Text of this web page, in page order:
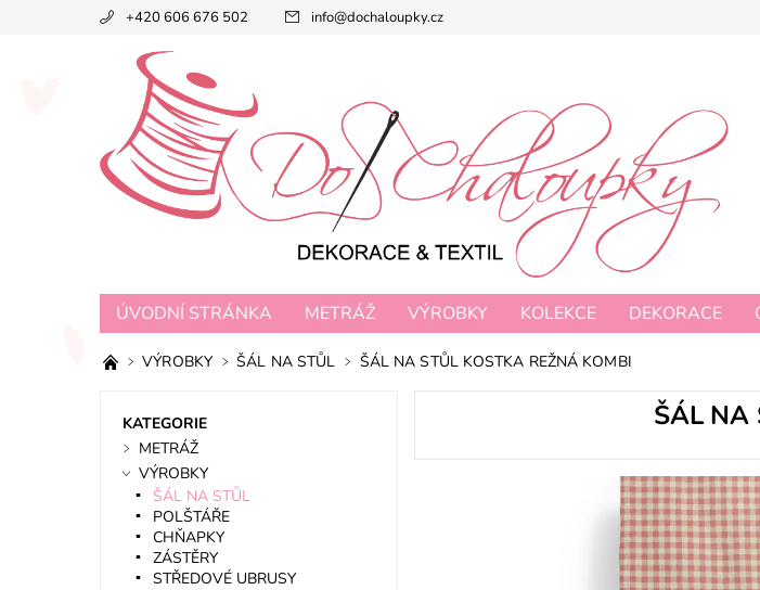
+420 606 676 502 info@dochaloupky.cz
ÚVODNÍ STRÁNKA METRÁŽ VÝROBKY KOLEKCE DEKORACE
VÝROBKY ŠÁL NA STŮL ŠÁL NA STŮL KOSTKA REŽNÁ KOMBI
ŠÁL NA
KATEGORIE
METRÁŽ
VÝROBKY
ŠÁL NA STŮL
POLŠTÁŘE
CHŇAPKY
ZÁSTĚRY
STŘEDOVÉ UBRUSY